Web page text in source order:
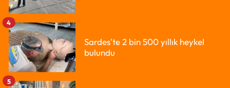
Sardes'te 2 bin 500 yıllık heykel
bulundu
4
5